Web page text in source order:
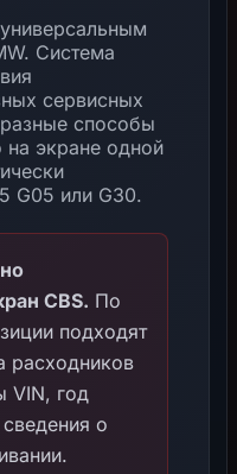
Система
сервисных
способы
на экране одной
G05 или G30.
CBS. По
подходят
расходников
VIN, год
о